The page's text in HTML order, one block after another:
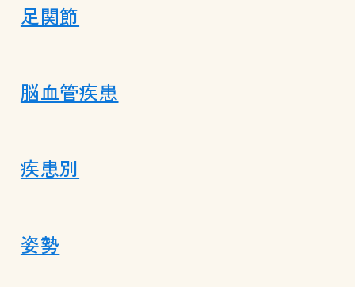
足関節
脳血管疾患
疾患別
姿勢